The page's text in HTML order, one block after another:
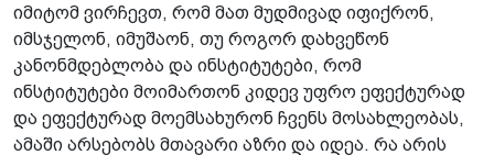
იმიტომ ვირჩევთ, რომ მათ მუდმივად იფიქრონ,
იმსჯელონ, იმუშაონ, თუ როგორ დახვეწონ
კანონმდებლობა და ინსტიტუტები, რომ
ინსტიტუტები მოიმართონ კიდევ უფრო ეფექტურად
და ეფექტურად მოემსახურონ ჩვენს მოსახლეობას,
ამაში არსებობს მთავარი აზრი და იდეა. რა არის